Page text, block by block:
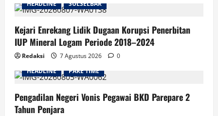
HEADLINE SULSELBAR
Kejari Enrekang Lidik Dugaan Korupsi Penerbitan
IUP Mineral Logam Periode 2018–2024
Redaksi 7 Agustus 2026
0
HEADLINE
PARE TIME
Pengadilan Negeri Vonis Pegawai BKD Parepare 2
Tahun Penjara